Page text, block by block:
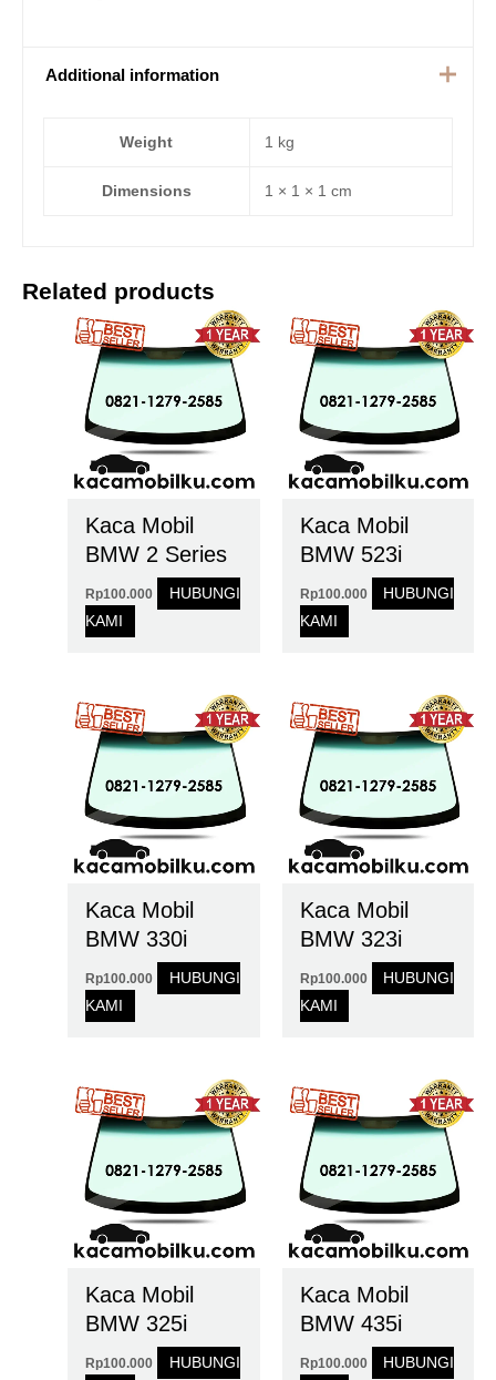
Additional information
Weight 1 kg
Dimensions 1 × 1 × 1 cm
Related products
Kaca Mobil
BMW 2 Series
Rp100.000
HUBUNGI
KAMI
Kaca Mobil
BMW 523i
Rp100.000
HUBUNGI
KAMI
Kaca Mobil
BMW 330i
Rp100.000
HUBUNGI
KAMI
Kaca Mobil
BMW 323i
Rp100.000
HUBUNGI
KAMI
Kaca Mobil
BMW 325i
Rp100.000
HUBUNGI
Kaca Mobil
BMW 435i
Rp100.000
HUBUNGI